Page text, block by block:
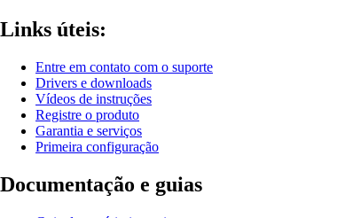
Links úteis:
Entre em contato com o suporte
Drivers e downloads
Vídeos de instruções
Registre o produto
Garantia e serviços
Primeira configuração
Documentação e guias